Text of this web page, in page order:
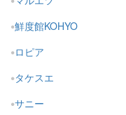
鮮度館KOHYO
ロピア
タケスエ
サニー